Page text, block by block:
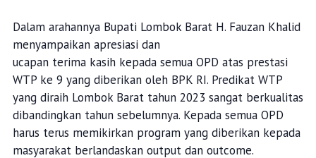
Dalam arahannya Bupati Lombok Barat H. Fauzan Khalid
menyampaikan apresiasi dan
ucapan terima kasih kepada semua OPD atas prestasi
WTP ke 9 yang diberikan oleh BPK RI. Predikat WTP
yang diraih Lombok Barat tahun 2023 sangat berkualitas
dibandingkan tahun sebelumnya. Kepada semua OPD
harus terus memikirkan program yang diberikan kepada
masyarakat berlandaskan output dan outcome.